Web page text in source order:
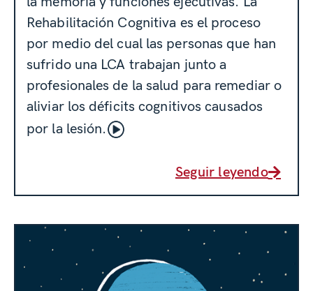
Rehabilitación Cognitiva es el proceso
por medio del cual las personas que han
sufrido una LCA trabajan junto a
profesionales de la salud para remediar o
aliviar los déficits cognitivos causados
por la lesión.
Seguir leyendo